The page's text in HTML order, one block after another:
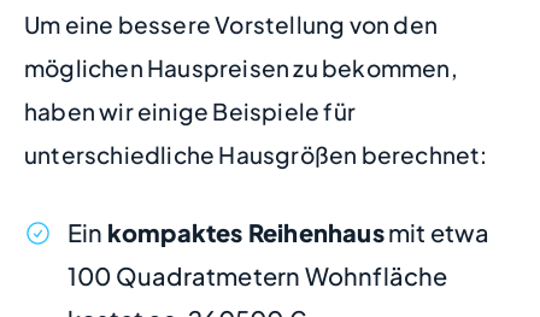
Um eine bessere Vorstellung von den
möglichen Hauspreisen zu bekommen,
haben wir einige Beispiele für
unterschiedliche Hausgrößen berechnet:
Ein kompaktes Reihenhausmit etwa
100 Quadratmetern Wohnfläche